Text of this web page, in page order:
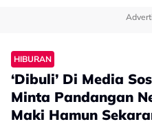
HIBURAN
‘Dibuli’ Di Media
Minta Pandangan
Maki Hamun